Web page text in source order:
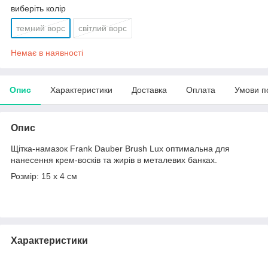
виберіть колір
темний ворс світлий ворс
Немає в наявності
Опис Характеристики Доставка Оплата Умови
Опис
Щітка-намазок Frank Dauber Brush Lux оптимальна для
нанесення крем-восків та жирів в металевих банках.
Розмір: 15 х 4 см
Характеристики